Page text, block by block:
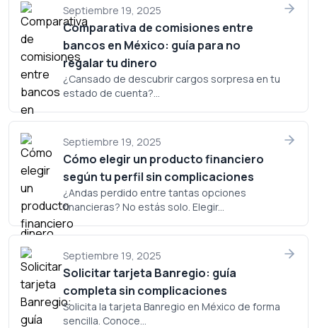
lugar en tu cartera.Septiembre 19, 2025
Comparativa de comisiones entre
bancos en México: guía para no
regalar tu dinero
¿Cansado de descubrir cargos sorpresa en tu
estado de cuenta?...
Septiembre 19, 2025
Cómo elegir un producto financiero
según tu perfil sin complicaciones
¿Andas perdido entre tantas opciones
financieras? No estás solo. Elegir...
Septiembre 19, 2025
Solicitar tarjeta Banregio: guía
completa sin complicaciones
Solicita la tarjeta Banregio en México de forma
sencilla. Conoce...